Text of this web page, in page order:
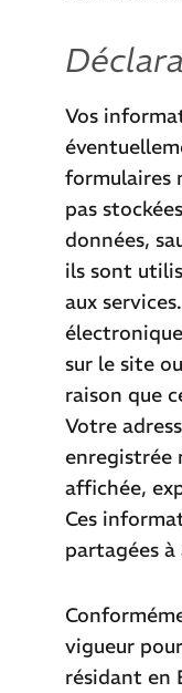
Vos
formulaires
pas
données,
ils sont
aux
sur le site
raison que
Votre
enregistrée
affichée,
Ces
partagées
vigueur
résidant en